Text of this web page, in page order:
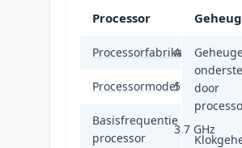
Processor
ProcessorfabrikantAMD
Processormodel5900X
Basisfrequentie
processor
3,7 GHz
door